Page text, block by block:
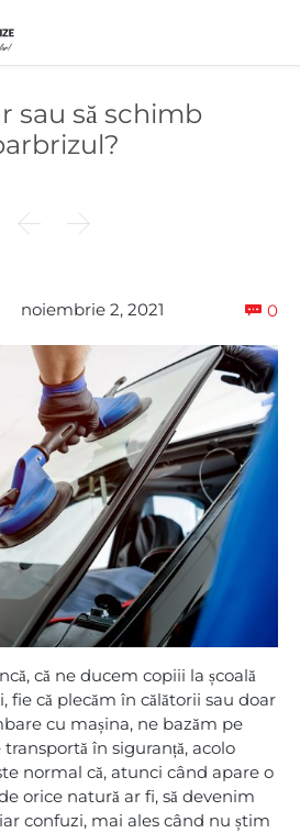
sau să schimb
 
noiembrie 2, 2021  0
că ne ducem copiii la școală
fie că plecăm în călătorii sau doar
cu mașina, ne bazăm pe
în siguranță, acolo
normal că, atunci când apare o
orice natură ar fi, să devenim
confuzi, mai ales când nu știm